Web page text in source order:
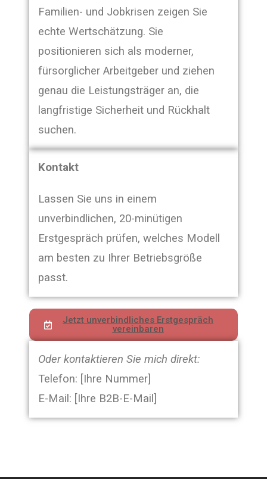
Familien- und Jobkrisen zeigen Sie
echte Wertschätzung. Sie
positionieren sich als moderner,
fürsorglicher Arbeitgeber und ziehen
genau die Leistungsträger an, die
langfristige Sicherheit und Rückhalt
suchen.
Kontakt
Lassen Sie uns in einem
unverbindlichen, 20-minütigen
Erstgespräch prüfen, welches Modell
am besten zu Ihrer Betriebsgröße
passt.
Jetzt unverbindliches Erstgespräch
vereinbaren
Oder kontaktieren Sie mich direkt:
Telefon: [Ihre Nummer]
E-Mail: [Ihre B2B-E-Mail]